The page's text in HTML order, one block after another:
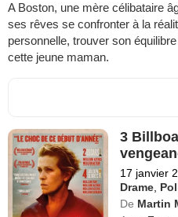
A Boston, une mère célibataire
ses rêves se confronter à la
personnelle, trouver son
cette jeune maman.
3
17 janvier
Drame,
De Martin